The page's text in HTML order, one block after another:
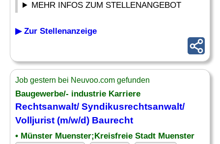
MEHR INFOS ZUM STELLENANGEBOT
▶ Zur Stellenanzeige
Job gestern bei Neuvoo.com gefunden
Baugewerbe/- industrie Karriere
Rechtsanwalt/ Syndikusrechtsanwalt/
Volljurist (m/w/d) Baurecht
• Münster Muenster;Kreisfreie Stadt Muenster